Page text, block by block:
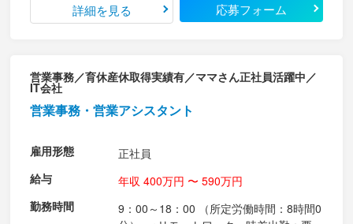
詳細を見る 応募フォーム
営業事務／育休産休取得実績有／ママさん正社員活躍中／
IT会社
営業事務・営業アシスタント
雇用形態
正社員
給与
年収 400万円 〜 590万円
勤務時間
9：00～18：00 （所定労働時間：8時間0